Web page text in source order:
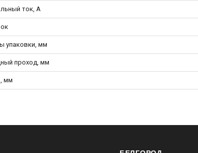
ток, А
упаковки, мм
проход, мм
мм